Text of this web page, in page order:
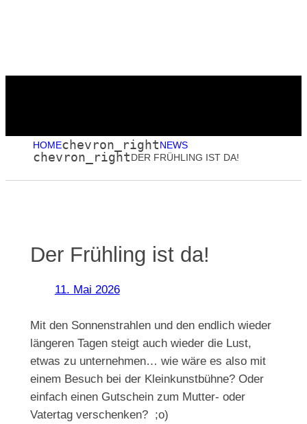
HOMEchevron_rightNEWS
chevron_rightDER FRÜHLING IST DA!
Der Frühling ist da!
11. Mai 2026
Mit den Sonnenstrahlen und den endlich wieder
längeren Tagen steigt auch wieder die Lust,
etwas zu unternehmen… wie wäre es also mit
einem Besuch bei der Kleinkunstbühne? Oder
einfach einen Gutschein zum Mutter- oder
Vatertag verschenken? ;o)